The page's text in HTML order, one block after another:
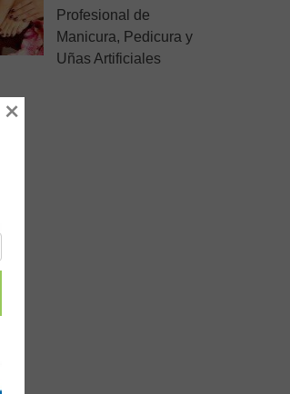
Profesional de
Manicura, Pedicura y
Uñas Artificiales
×